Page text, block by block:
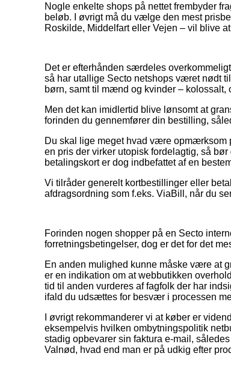
Nogle enkelte shops på nettet frembyder
beløb. I øvrigt må du vælge den mest
Roskilde, Middelfart eller Vejen – vil blive
Det er efterhånden særdeles
så har utallige Secto netshops været nødt
børn, samt til mænd og kvinder –
Men det kan imidlertid blive lønsomt at
forinden du gennemfører din bestilling,
Du skal lige meget hvad være opmærksom
en pris der virker utopisk fordelagtig, så
betalingskort er dog indbefattet af en
Vi tilråder generelt kortbestillinger eller
afdragsordning som f.eks. ViaBill, når du
Forinden nogen shopper på en Secto
forretningsbetingelser, dog er det for det
En anden mulighed kunne måske være at
er en indikation om at webbutikken
tid til anden vurderes af fagfolk der har
ifald du udsættes for besvær i processen
I øvrigt rekommanderer vi at køber er
eksempelvis hvilken ombytningspolitik
stadig opbevarer sin faktura e-mail,
Valnød, hvad end man er på udkig efter